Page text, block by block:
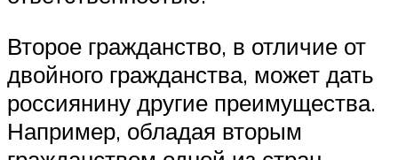
Второе гражданство, в отличие от
двойного гражданства, может дать
россиянину другие преимущества.
Например, обладая вторым